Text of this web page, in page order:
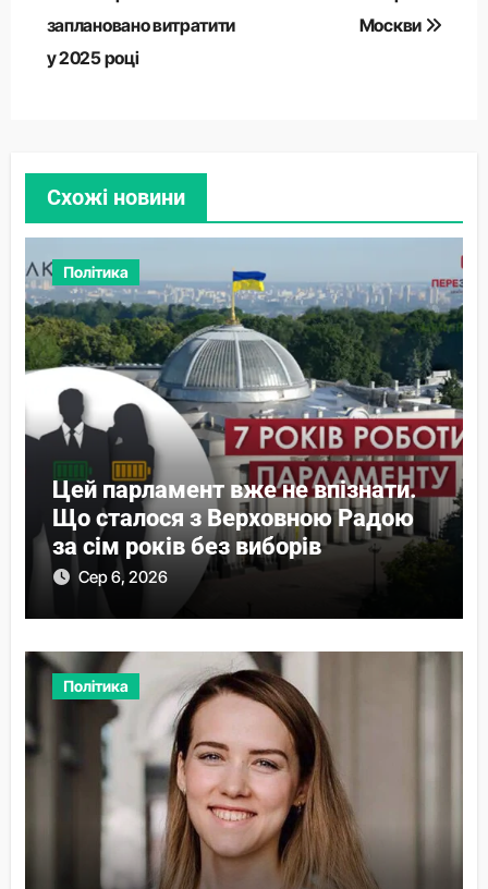
заплановано витратити
у 2025 році
Москви
Схожі новини
Політика
Цей парламент вже не впізнати.
Що сталося з Верховною Радою
за сім років без виборів
Сер 6, 2026
Політика